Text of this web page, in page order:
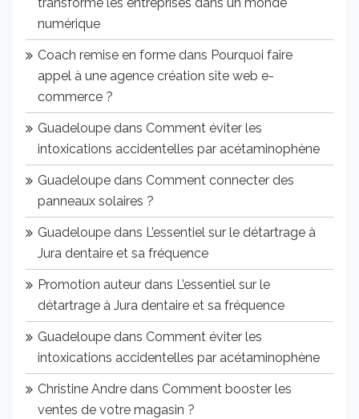
transforme les entreprises dans un monde
numérique
Coach remise en forme dans Pourquoi faire
appel à une agence création site web e-
commerce ?
Guadeloupe dans Comment éviter les
intoxications accidentelles par acétaminophène
Guadeloupe dans Comment connecter des
panneaux solaires ?
Guadeloupe dans L’essentiel sur le détartrage à
Jura dentaire et sa fréquence
Promotion auteur dans L’essentiel sur le
détartrage à Jura dentaire et sa fréquence
Guadeloupe dans Comment éviter les
intoxications accidentelles par acétaminophène
Christine Andre dans Comment booster les
ventes de votre magasin ?